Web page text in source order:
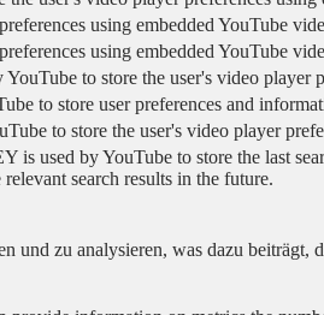
using embedded YouTube
using embedded YouTube
to store the user's video player
to store user preferences and
to store the user's video player
used by YouTube to store the last
search results in the future.
zu analysieren, was dazu beiträgt,